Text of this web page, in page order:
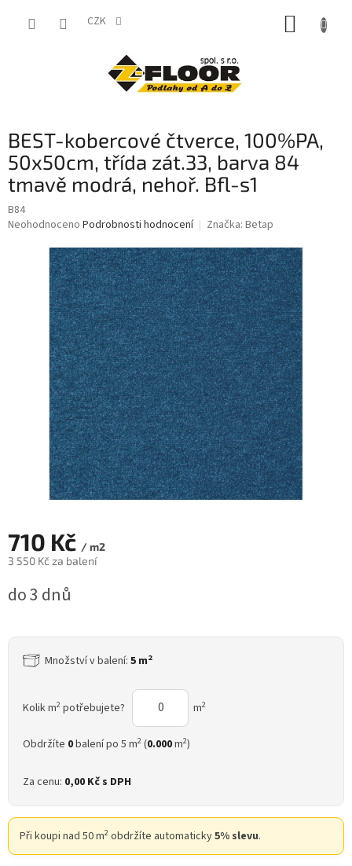
CZK
BEST-kobercové čtverce, 100%PA,
50x50cm, třída zát.33, barva 84
tmavě modrá, nehoř. Bfl-s1
B84
Průměrné
hvězdiček.
Neohodnoceno Podrobnosti hodnocení Značka: Betap
710 Kč / m2
3 550 Kč za balení
cena:
do 3 dnů
Množství v balení: 5 m2
Kolik m2 potřebujete? m2
Obdržíte 0balení po 5 m2 (0.000m2)
Za cenu: 0,00 Kčs DPH
Při koupi nad 50 m2 obdržíte automaticky5% slevu.